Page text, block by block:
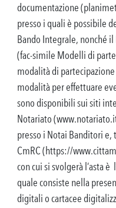
documentazione
presso i quali è possibile
Bando Integrale, nonché il
(fac-simile Modelli di
modalità di
modalità per effettuare
sono disponibili sui siti
Notariato
presso i Notai Banditori
CmRC (https://
con cui si svolgerà l’asta
quale consiste nella
digitali o cartacee